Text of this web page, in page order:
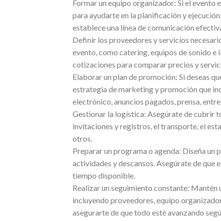
Formar un equipo organizador: Si el
para ayudarte en la planificación y
establece una línea de comunicación
Definir los proveedores y servicios
evento, como catering, equipos de sonido
cotizaciones para comparar precios y
Elaborar un plan de promoción: Si deseas
estrategia de marketing y promoción que
electrónico, anuncios pagados, prensa,
Gestionar la logística: Asegúrate de cubrir
invitaciones y registros, el transporte, el
otros.
Preparar un programa o agenda: Diseña
actividades y descansos. Asegúrate de que
tiempo disponible.
Realizar un seguimiento constante:
incluyendo proveedores, equipo
asegurarte de que todo esté avanzando